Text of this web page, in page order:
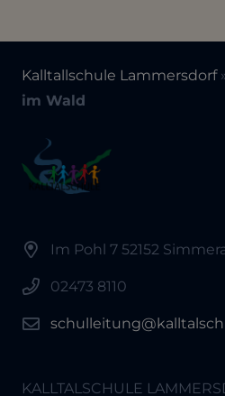
Kalltallschule Lammersdorf
im Wald
Im Pohl 7 52152
02473 8110
KALLTALSCHULE